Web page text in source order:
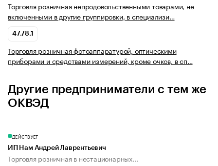
Торговля розничная непродовольственными товарами, не
включенными в другие группировки, в специализи…
47.78.1
Торговля розничная фотоаппаратурой, оптическими
приборами и средствами измерений, кроме очков, в сп…
Другие предприниматели с тем же
ОКВЭД
ДЕЙСТВУЕТ
ИП Нам Андрей Лаврентьевич
Торговля розничная в нестационарных...